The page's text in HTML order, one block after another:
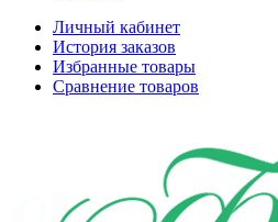
Личный кабинет
История заказов
Избранные товары
Сравнение товаров